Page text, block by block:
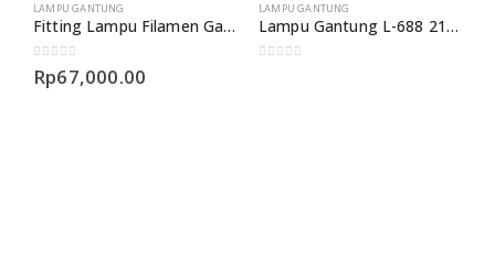
LAMPU GANTUNG
Fitting Lampu Filamen Gantung Edison
0out of 5
Rp67,000.00
LAMPU GANTUNG
Lampu Gantung L-688 21 L21xE27 BK Vintage